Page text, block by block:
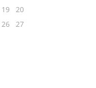
19
20
26
27